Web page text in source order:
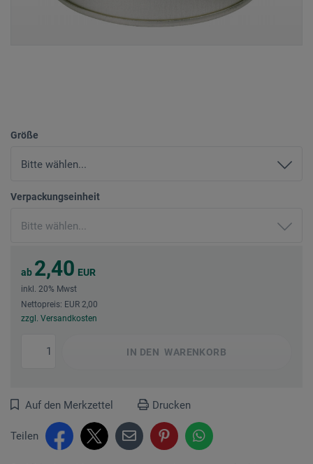
Größe
Verpackungseinheit
ab 2,40 EUR
inkl. 20% Mwst
Nettopreis: EUR 2,00
zzgl. Versandkosten
IN DEN WARENKORB
Auf den Merkzettel Drucken
Teilen